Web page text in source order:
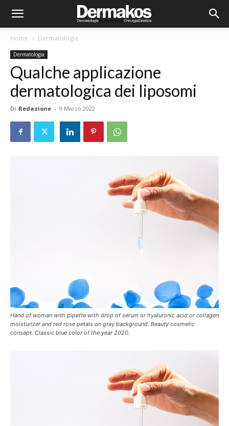
Home Dermatologia
Dermatologia
Qualche applicazione
dermatologica dei liposomi
Di Redazione - 9 Marzo 2022
Hand of woman with pipette with drop of serum or hyaluronic acid or collagen
moisturizer and red rose petals on gray background. Beauty cosmetic
consept. Classic blue color of the year 2020.